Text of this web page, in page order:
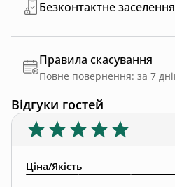
Безконтактне заселення
Правила скасування
Відгуки гостей
Ціна/Якість